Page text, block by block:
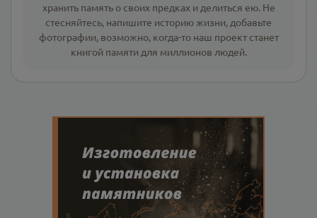
хранить память о своих предках и делиться ею. Не
стесняйтесь, напишите историю жизни, добавьте
фотографии, возможно, когда-то наш проект станет
книгой памяти для миллионов людей.